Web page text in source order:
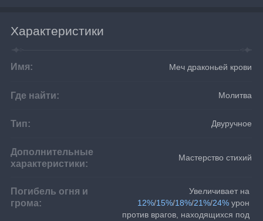
Характеристики
Имя: Меч драконьей крови
Где найти: Молитва
Тип: Двуручное
Дополнительные
характеристики:
Мастерство стихий
Погибель огня и
грома:
Увеличивает на
12%/15%/18%/21%/24% урон
против врагов, находящихся под